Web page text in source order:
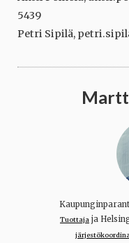
5439
Petri Sipilä,
Tuottajaja